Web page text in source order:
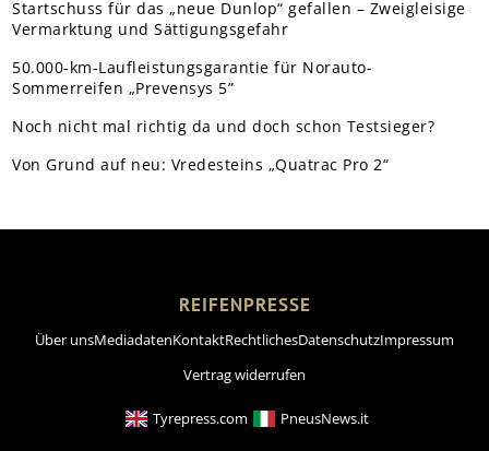
Startschuss für das „neue Dunlop“ gefallen – Zweigleisige
Vermarktung und Sättigungsgefahr
50.000-km-Laufleistungsgarantie für Norauto-
Sommerreifen „Prevensys 5”
Noch nicht mal richtig da und doch schon Testsieger?
Von Grund auf neu: Vredesteins „Quatrac Pro 2“
REIFENPRESSE
Über unsMediadatenKontaktRechtlichesDatenschutzImpressum
Vertrag widerrufen
Tyrepress.com PneusNews.it